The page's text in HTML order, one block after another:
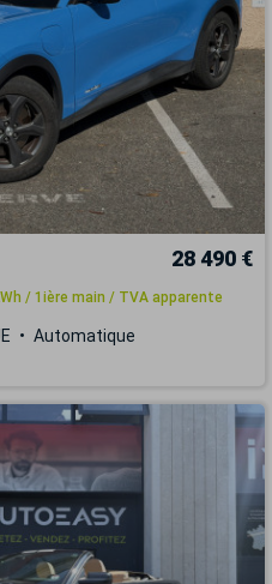
28 490 €
/ 1ière main / TVA apparente
Automatique